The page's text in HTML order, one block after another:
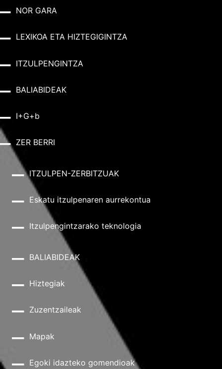
NOR GARA
LEXIKOA ETA HIZTEGIGINTZA
ITZULPENGINTZA
BALIABIDEAK
I+G+b
ZER BERRI
ITZULPEN-ZERBITZUAK
Eskatu itzulpenaren aurrekontua
Itzulpengintzarako teknologia
BALIABIDEAK
Hiztegiak
Zuzentzaileak
Mapak
Egoki idazteko gomendioak